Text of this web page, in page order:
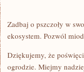
Zadbaj o pszczoły w
ekosystem. Pozwól
Dziękujemy, że
⁣ogrodzie. Miejmy